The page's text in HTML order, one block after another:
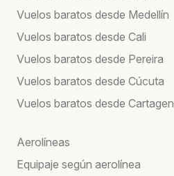
Vuelos baratos desde Medellín
Vuelos baratos desde Cali
Vuelos baratos desde Pereira
Vuelos baratos desde Cúcuta
Vuelos baratos desde
Aerolíneas
Equipaje según aerolínea